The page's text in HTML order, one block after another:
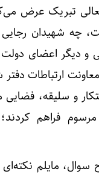
تبریک عرض
چه شهیدان رجایی
و دیگر اعضای دولت
ارتباطات
و سلیقه، فضایی
فراهم
مایلم نکته‌ای